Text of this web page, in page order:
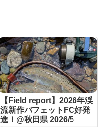
【Field report】2026年渓
流新作バフェットFC好発
進！@秋田県 2026/5